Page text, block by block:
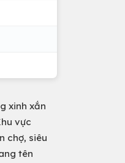
xinh xắn
vực
chợ, siêu
tên